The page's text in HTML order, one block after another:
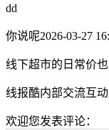
dd
你说呢2026-03-27
线下超市的日常价
线报酷内部交流互
欢迎您发表评论：